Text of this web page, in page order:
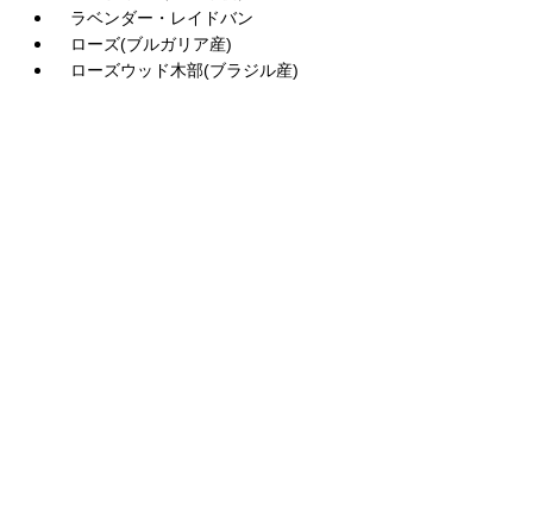
ラベンダー・レイドバン
ローズ(ブルガリア産)
ローズウッド木部(ブラジル産)